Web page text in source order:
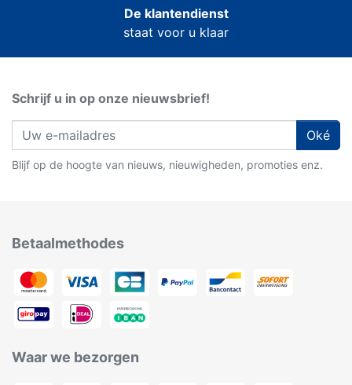
De klantendienst
staat voor u klaar
Schrijf u in op onze nieuwsbrief!
Oké
Blijf op de hoogte van nieuws, nieuwigheden, promoties enz.
Betaalmethodes
Waar we bezorgen